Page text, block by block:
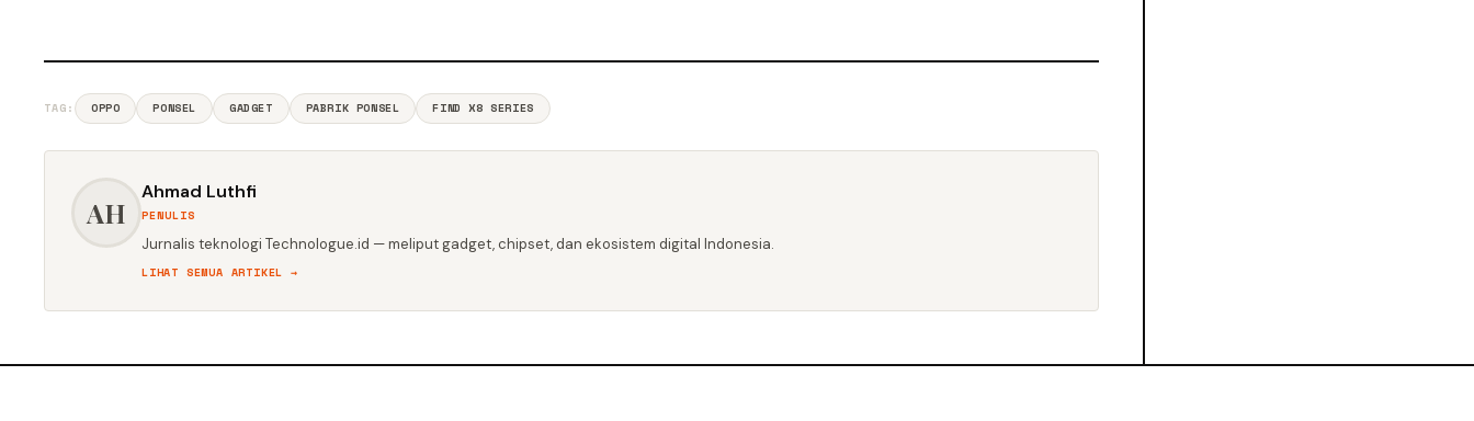
TAG: OPPO PONSEL GADGET PABRIK PONSEL FIND X8 SERIES
AH
Ahmad Luthfi
PENULIS
Jurnalis teknologi Technologue.id — meliput gadget, chipset, dan ekosistem digital Indonesia.
LIHAT SEMUA ARTIKEL →